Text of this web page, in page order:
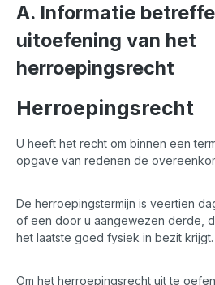
A. Informatie
uitoefening van het
herroepingsrecht
Herroepingsrecht
U heeft het recht om binnen een
opgave van redenen de
De herroepingstermijn is veertien
of een door u aangewezen derde,
het laatste goed fysiek in bezit krijgt.
Om het herroepingsrecht uit te